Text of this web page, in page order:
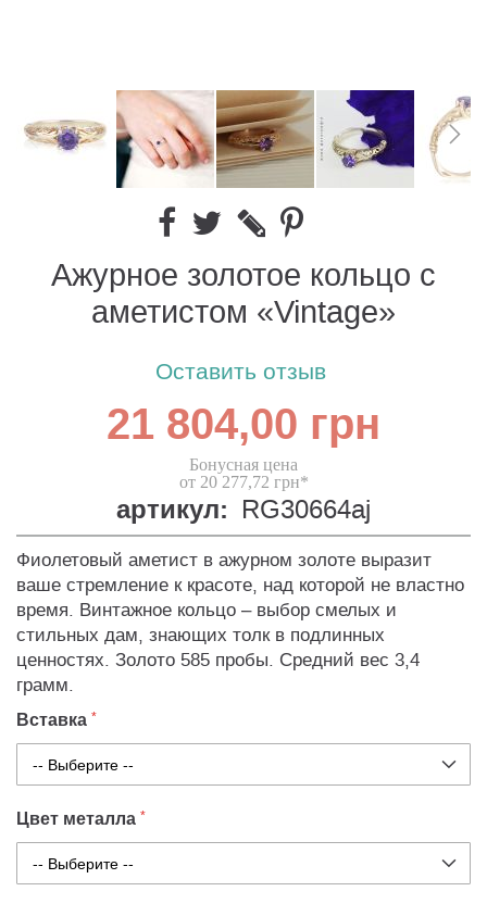
Ажурное золотое кольцо с
аметистом «Vintage»
Оставить отзыв
21 804,00 грн
Бонусная цена
от 20 277,72 грн*
артикул: RG30664aj
Фиолетовый аметист в ажурном золоте выразит
ваше стремление к красоте, над которой не властно
время. Винтажное кольцо – выбор смелых и
стильных дам, знающих толк в подлинных
ценностях. Золото 585 пробы. Средний вес 3,4
грамм.
Вставка
Цвет металла